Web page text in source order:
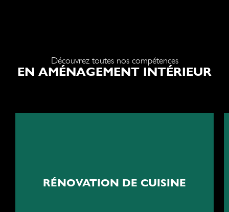
Découvrez toutes nos compétences
EN AMÉNAGEMENT INTÉRIEUR
RÉNOVATION DE CUISINE